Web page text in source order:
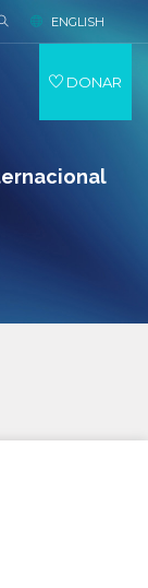
ENGLISH
DONAR